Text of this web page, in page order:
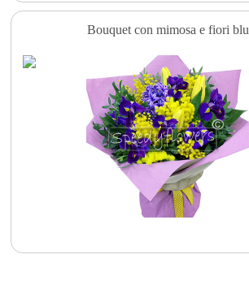
Bouquet con mimosa e fiori blu